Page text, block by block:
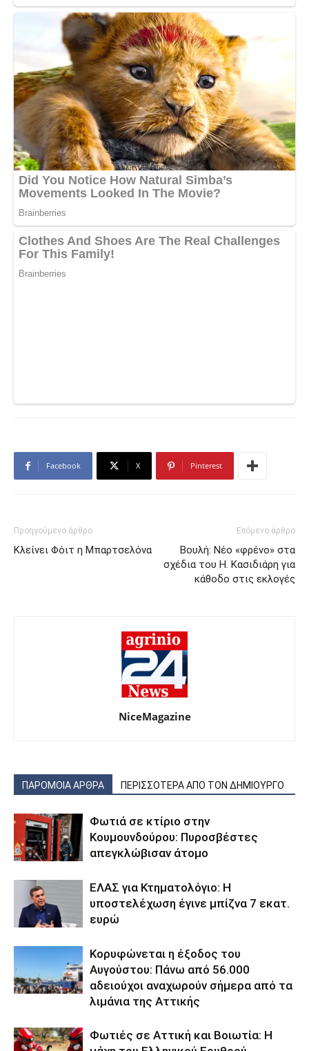
Facebook X Pinterest
Προηγούμενο άρθρο
Κλείνει Φόιτ η Μπαρτσελόνα
Επόμενο άρθρο
Βουλή: Νέο «φρένο» στα
σχέδια του Η. Κασιδιάρη για
κάθοδο στις εκλογές
NiceMagazine
ΠΑΡΟΜΟΙΑ ΑΡΘΡΑ ΠΕΡΙΣΣΟΤΕΡΑ ΑΠΟ ΤΟΝ ΔΗΜΙΟΥΡΓΟ
Φωτιά σε κτίριο στην
Κουμουνδούρου: Πυροσβέστες
απεγκλώβισαν άτομο
ΕΛΑΣ για Κτηματολόγιο: Η
υποστελέχωση έγινε μπίζνα 7 εκατ.
ευρώ
Κορυφώνεται η έξοδος του
Αυγούστου: Πάνω από 56.000
αδειούχοι αναχωρούν σήμερα από τα
λιμάνια της Αττικής
Φωτιές σε Αττική και Βοιωτία: Η